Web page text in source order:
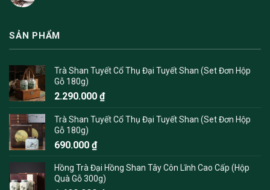
SẢN PHẨM
Trà Shan Tuyết Cổ Thụ Đại Tuyết Shan (Set Đơn Hộp
Gỗ 180g)
2.290.000 ₫
Trà Shan Tuyết Cổ Thụ Đại Tuyết Shan (Set Đơn Hộp
Gỗ 180g)
690.000 ₫
Hồng Trà Đại Hồng Shan Tây Côn Lĩnh Cao Cấp (Hộp
Quà Gỗ 300g)